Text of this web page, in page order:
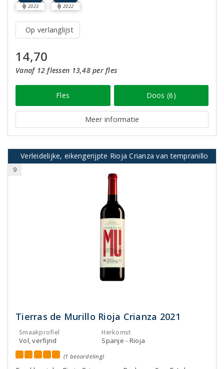
2023 2022
Op verlanglijst
14,70
Vanaf 12 flessen 13,48 per fles
Fles Doos (6)
Meer informatie
Verleidelijke, eikengerijpte Rioja Crianza van tempranillo
9
Tierras de Murillo Rioja Crianza 2021
Smaakprofiel
Vol, verfijnd
Herkomst
Spanje - Rioja
(1 beoordeling)